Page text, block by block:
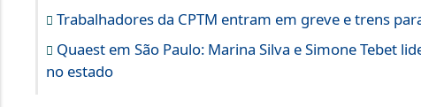
Trabalhadores da CPTM entram em greve e trens
Quaest em São Paulo: Marina Silva e Simone Tebet
no estado